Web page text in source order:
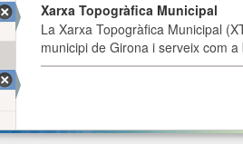
Xarxa Topogràfica Municipal
La Xarxa Topogràfica Municipal
municipi de Girona i serveix com